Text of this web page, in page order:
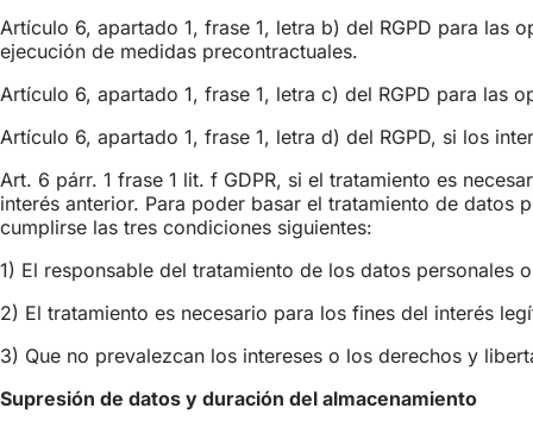
Artículo 6, apartado 1, frase 1, letra b) del RGPD para las
ejecución de medidas precontractuales.
Artículo 6, apartado 1, frase 1, letra c) del RGPD para las
Artículo 6, apartado 1, frase 1, letra d) del RGPD, si los
Art. 6 párr. 1 frase 1 lit. f GDPR, si el tratamiento es
interés anterior. Para poder basar el tratamiento de datos
cumplirse las tres condiciones siguientes:
1) El responsable del tratamiento de los datos
2) El tratamiento es necesario para los fines del interés
3) Que no prevalezcan los intereses o los derechos y
Supresión de datos y duración del almacenamiento